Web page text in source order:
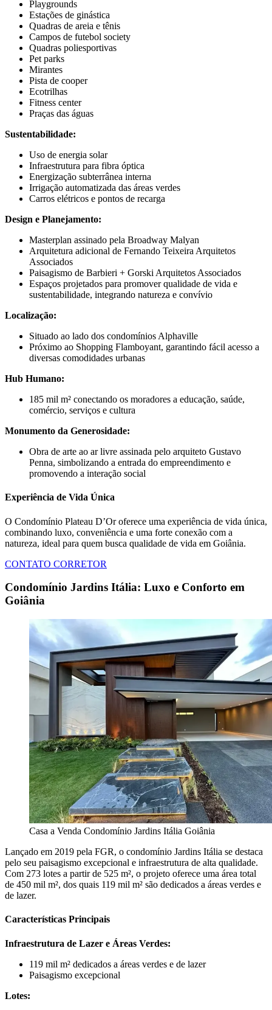
Playgrounds
Estações de ginástica
Quadras de areia e tênis
Campos de futebol society
Quadras poliesportivas
Pet parks
Mirantes
Pista de cooper
Ecotrilhas
Fitness center
Praças das águas
Sustentabilidade:
Uso de energia solar
Infraestrutura para fibra óptica
Energização subterrânea interna
Irrigação automatizada das áreas verdes
Carros elétricos e pontos de recarga
Design e Planejamento:
Masterplan assinado pela Broadway Malyan
Arquitetura adicional de Fernando Teixeira Arquitetos
Associados
Paisagismo de Barbieri + Gorski Arquitetos Associados
Espaços projetados para promover qualidade de vida e
sustentabilidade, integrando natureza e convívio
Localização:
Situado ao lado dos condomínios Alphaville
Próximo ao Shopping Flamboyant, garantindo fácil acesso a
diversas comodidades urbanas
Hub Humano:
185 mil m² conectando os moradores a educação, saúde,
comércio, serviços e cultura
Monumento da Generosidade:
Obra de arte ao ar livre assinada pelo arquiteto Gustavo
Penna, simbolizando a entrada do empreendimento e
promovendo a interação social
Experiência de Vida Única
O Condomínio Plateau D’Or oferece uma experiência de vida única,
combinando luxo, conveniência e uma forte conexão com a
natureza, ideal para quem busca qualidade de vida em Goiânia.
CONTATO CORRETOR
Condomínio Jardins Itália: Luxo e Conforto em
Goiânia
Casa a Venda Condomínio Jardins Itália Goiânia
Lançado em 2019 pela FGR, o condomínio Jardins Itália se destaca
pelo seu paisagismo excepcional e infraestrutura de alta qualidade.
Com 273 lotes a partir de 525 m², o projeto oferece uma área total
de 450 mil m², dos quais 119 mil m² são dedicados a áreas verdes e
de lazer.
Características Principais
Infraestrutura de Lazer e Áreas Verdes:
119 mil m² dedicados a áreas verdes e de lazer
Paisagismo excepcional
Lotes: